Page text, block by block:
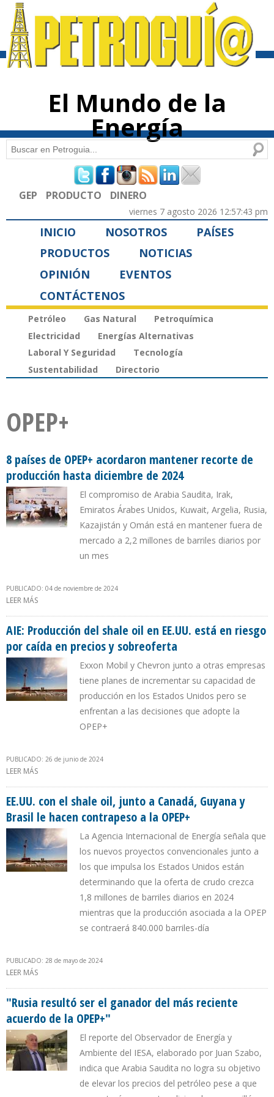
contenido
El Mundo de la
Energía
Formulario de búsqueda
Buscar
GEP PRODUCTO DINERO
viernes 7 agosto 2026 12:57:43 pm
INICIO NOSOTROS
PAÍSES
PRODUCTOS
NOTICIAS
OPINIÓN
EVENTOS
CONTÁCTENOS
Petróleo Gas Natural
Petroquímica
Electricidad
Energías Alternativas
Laboral Y Seguridad
Tecnología
Sustentabilidad
Directorio
OPEP+
8 países de OPEP+ acordaron mantener recorte de
producción hasta diciembre de 2024
El compromiso de Arabia Saudita, Irak,
Emiratos Árabes Unidos, Kuwait, Argelia, Rusia,
Kazajistán y Omán está en mantener fuera de
mercado a 2,2 millones de barriles diarios por
un mes
PUBLICADO: 04 de noviembre de 2024
LEER MÁS
AIE: Producción del shale oil en EE.UU. está en riesgo
por caída en precios y sobreoferta
Exxon Mobil y Chevron junto a otras empresas
tiene planes de incrementar su capacidad de
producción en los Estados Unidos pero se
enfrentan a las decisiones que adopte la
OPEP+
PUBLICADO: 26 de junio de 2024
LEER MÁS
EE.UU. con el shale oil, junto a Canadá, Guyana y
Brasil le hacen contrapeso a la OPEP+
La Agencia Internacional de Energía señala que
los nuevos proyectos convencionales junto a
los que impulsa los Estados Unidos están
determinando que la oferta de crudo crezca
1,8 millones de barriles diarios en 2024
mientras que la producción asociada a la OPEP
se contraerá 840.000 barriles-día
PUBLICADO: 28 de mayo de 2024
LEER MÁS
"Rusia resultó ser el ganador del más reciente
acuerdo de la OPEP+"
El reporte del Observador de Energía y
Ambiente del IESA, elaborado por Juan Szabo,
indica que Arabia Saudita no logra su objetivo
de elevar los precios del petróleo pese a que